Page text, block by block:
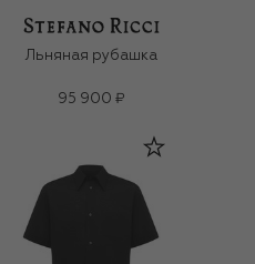
Льняная рубашка
95 900 ₽